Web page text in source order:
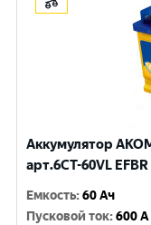
Аккумулятор
арт.6CТ-60VL EFBR
Емкость:60 Ач
Пусковой ток:600 A